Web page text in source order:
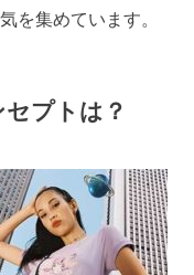
を集めています。
プトは？